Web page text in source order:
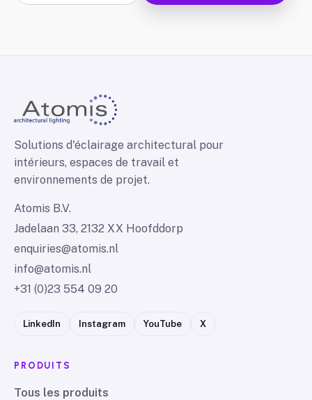
Solutions d'éclairage architectural pour
intérieurs, espaces de travail et
environnements de projet.
Atomis B.V.
Jadelaan 33, 2132 XX Hoofddorp
enquiries@atomis.nl
info@atomis.nl
+31 (0)23 554 09 20
LinkedIn Instagram YouTube X
PRODUITS
Tous les produits